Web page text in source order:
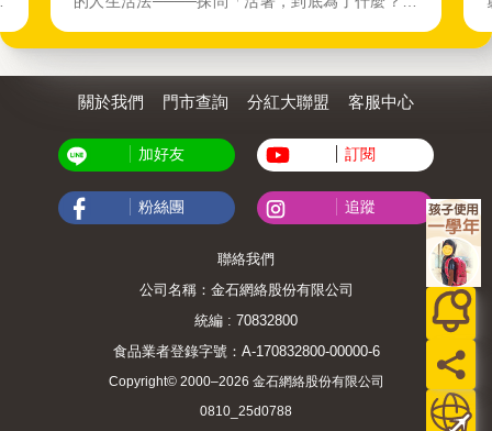
關於我們 門市查詢 分紅大聯盟 客服中心
加好友 訂閱
粉絲團 追蹤
聯絡我們
公司名稱：金石網絡股份有限公司
統編 : 70832800
食品業者登錄字號：A-170832800-00000-6
Copyright© 2000–2026 金石網絡股份有限公司
0810_25d0788